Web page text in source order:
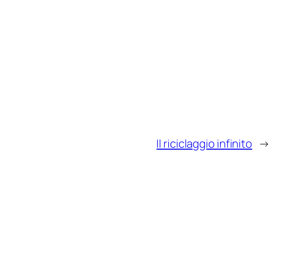
Il riciclaggio infinito →